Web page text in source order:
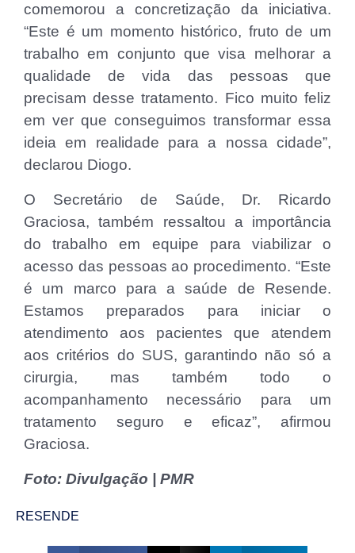
comemorou a concretização da iniciativa.
“Este é um momento histórico, fruto de um
trabalho em conjunto que visa melhorar a
qualidade de vida das pessoas que
precisam desse tratamento. Fico muito feliz
em ver que conseguimos transformar essa
ideia em realidade para a nossa cidade”,
declarou Diogo.
O Secretário de Saúde, Dr. Ricardo
Graciosa, também ressaltou a importância
do trabalho em equipe para viabilizar o
acesso das pessoas ao procedimento. “Este
é um marco para a saúde de Resende.
Estamos preparados para iniciar o
atendimento aos pacientes que atendem
aos critérios do SUS, garantindo não só a
cirurgia, mas também todo o
acompanhamento necessário para um
tratamento seguro e eficaz”, afirmou
Graciosa.
Foto: Divulgação | PMR
RESENDE